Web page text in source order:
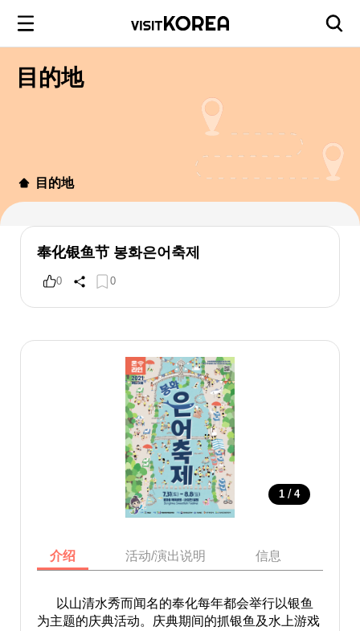
目的地
目的地
奉化银鱼节 봉화은어축제
0 0
1 / 4
介绍 活动/演出说明 信息
以山清水秀而闻名的奉化每年都会举行以银鱼
为主题的庆典活动。庆典期间的抓银鱼及水上游戏